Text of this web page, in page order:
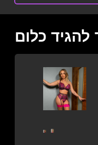
להגיד כלום